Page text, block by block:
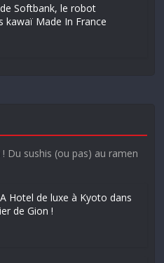
Softbank, le robot
kawaï Made In France
Du sushis (ou pas) au ramen
Hotel de luxe à Kyoto dans
de Gion !